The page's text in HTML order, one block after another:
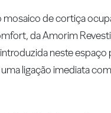
de cortiça
da Amorim
neste
ligação imediata